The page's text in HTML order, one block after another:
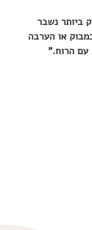
ביותר נשבר
או הערבה
עם הרוח."